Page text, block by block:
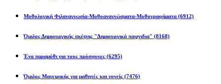
Μυθολογική Φιλαναγνωσία-Μυθοαναγνώσματα-Μυθογραφήματα (6912)
Όμιλος Δημιουργικής σκέψης "Δημιουργικά παιχνιδια" (8168)
Ένα παραμύθι για τους πρόσφυγες (6295)
Όμιλος Μαγειρικής για μαθητές και γονείς (7476)